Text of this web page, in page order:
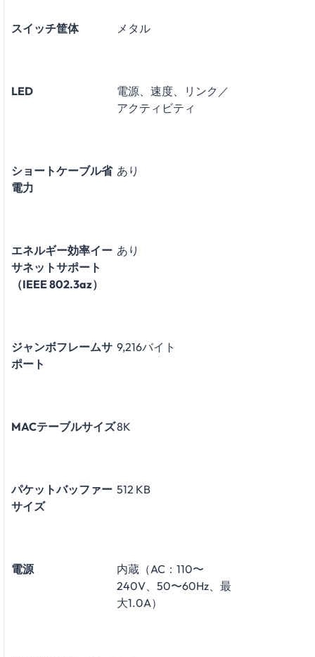
スイッチ筐体 メタル
LED
電源、速度、リンク／
アクティビティ
ショートケーブル省
電力
あり
エネルギー効率イー
サネットサポート
（IEEE 802.3az）
あり
ジャンボフレームサ
ポート
9,216バイト
MACテーブルサイズ8K
パケットバッファー
サイズ
512 KB
電源
内蔵（AC：110〜
240V、50〜60Hz、最
大1.0A）